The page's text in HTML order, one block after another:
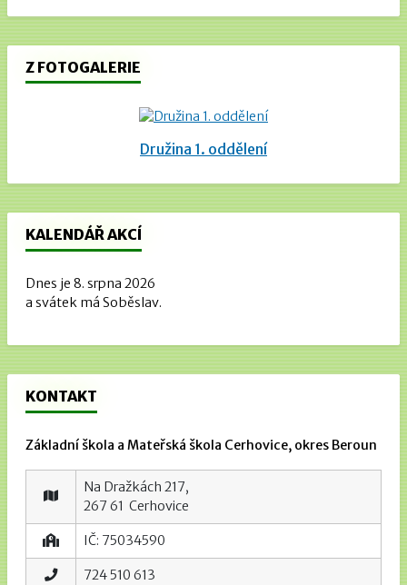
Z FOTOGALERIE
Družina 1. oddělení
KALENDÁŘ AKCÍ
Dnes je 8. srpna 2026
a svátek má Soběslav.
KONTAKT
Základní škola a Mateřská škola Cerhovice, okres Beroun
Na Dražkách 217,
267 61 Cerhovice
IČ: 75034590
724 510 613